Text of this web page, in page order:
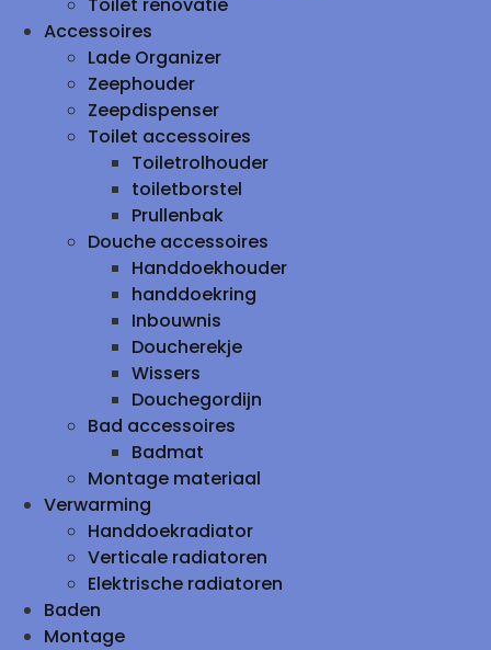
Accessoires
Lade Organizer
Zeephouder
Zeepdispenser
Toilet accessoires
Toiletrolhouder
toiletborstel
Prullenbak
Douche accessoires
Handdoekhouder
handdoekring
Inbouwnis
Doucherekje
Wissers
Douchegordijn
Bad accessoires
Badmat
Montage materiaal
Verwarming
Handdoekradiator
Verticale radiatoren
Elektrische radiatoren
Baden
Montage